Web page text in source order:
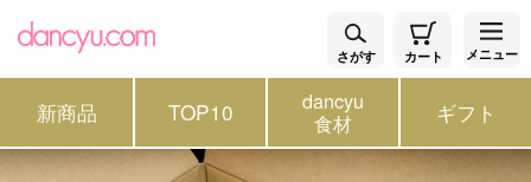
さがす カート メニュー
新商品 TOP10 dancyu
食材 ギフト